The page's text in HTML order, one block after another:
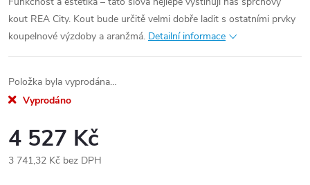
kout REA City. Kout bude určitě velmi dobře ladit s ostatními prvky
koupelnové výzdoby a aranžmá. Detailní informace
Položka byla vyprodána…
Vyprodáno
4 527 Kč
3 741,32 Kč bez DPH